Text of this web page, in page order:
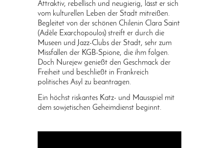
Attraktiv, rebellisch und neugierig, lässt er sich
vom kulturellen Leben der Stadt mitreißen.
Begleitet von der schönen Chilenin Clara Saint
(Adèle Exarchopoulos) streift er durch die
Museen und Jazz-Clubs der Stadt, sehr zum
Missfallen der KGB-Spione, die ihm folgen.
Doch Nurejew genießt den Geschmack der
Freiheit und beschließt in Frankreich
politisches Asyl zu beantragen.
Ein höchst riskantes Katz- und Mausspiel mit
dem sowjetischen Geheimdienst beginnt.